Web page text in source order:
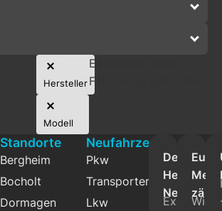
Hersteller
Modell
Es wurden keine
Fahrzeuge gefunden
Standorte
Bergheim
Bocholt
Dormagen
Neufahrzeuge
Pkw
Transporter
Lkw
Der
Herbrand
Exklusive
Eure
zählt
Wie